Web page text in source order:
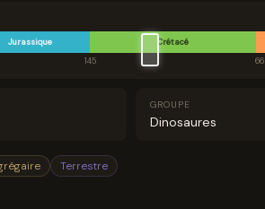
Jurassique Crétacé
145 66
GROUPE
Dinosaures
Terrestre